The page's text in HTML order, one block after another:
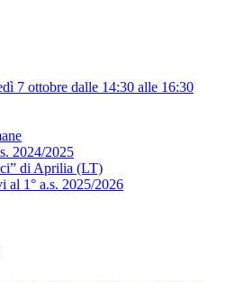
7 ottobre dalle 14:30 alle 16:30
2024/2025
di Aprilia (LT)
al 1° a.s. 2025/2026